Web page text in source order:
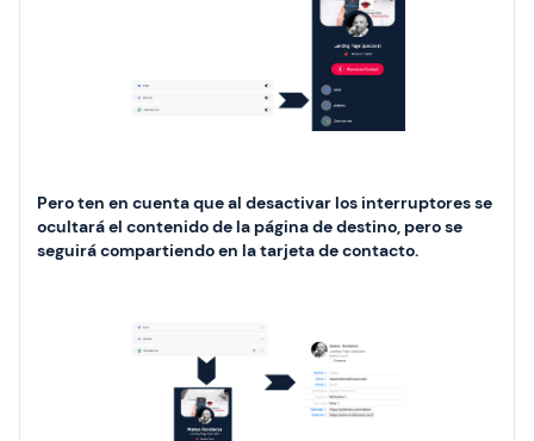
Pero ten en cuenta que al desactivar los interruptores se
ocultará el contenido de la página de destino, pero se
seguirá compartiendo en la tarjeta de contacto.